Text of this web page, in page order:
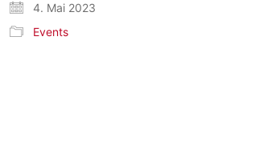
4. Mai 2023
Events